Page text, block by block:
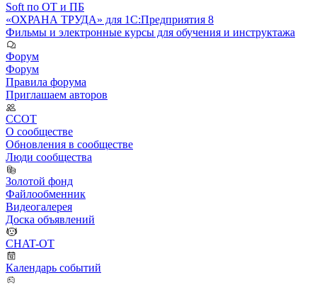
Soft по ОТ и ПБ
«ОХРАНА ТРУДА» для 1С:Предприятия 8
Фильмы и электронные курсы для обучения и инструктажа
Форум
Форум
Правила форума
Приглашаем авторов
ССОТ
О сообществе
Обновления в сообществе
Люди сообщества
Золотой фонд
Файлообменник
Видеогалерея
Доска объявлений
CHAT-OT
Календарь событий